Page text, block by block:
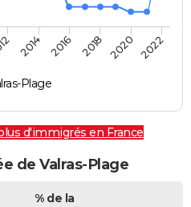
Plage
2014 2016 2018 2020 2022
d'immigrés en France
de Valras-Plage
% de la